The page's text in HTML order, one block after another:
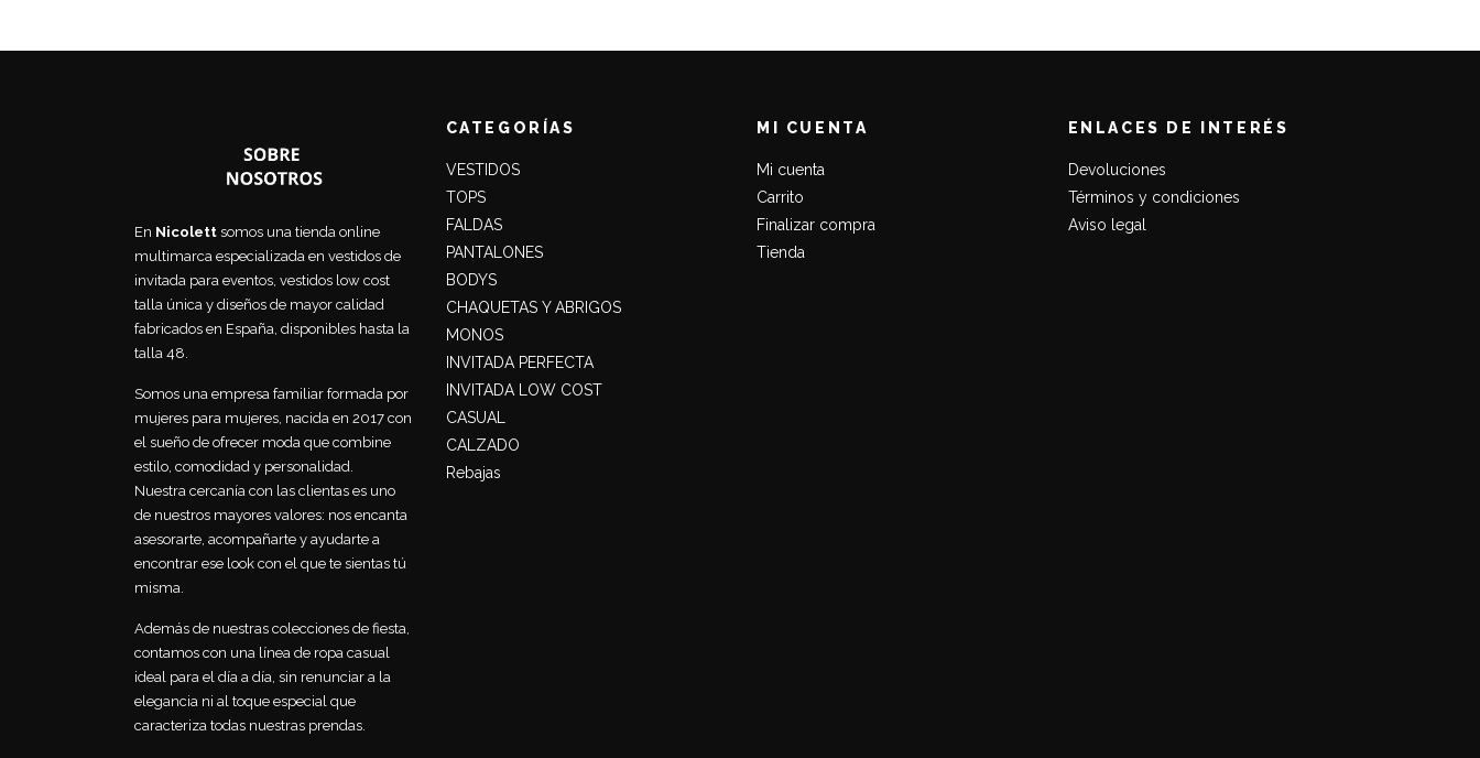
En Nicolett somos una tienda online
multimarca especializada en vestidos de
invitada para eventos, vestidos low cost
talla única y diseños de mayor calidad
fabricados en España, disponibles hasta la
talla 48.
Somos una empresa familiar formada por
mujeres para mujeres, nacida en 2017 con
el sueño de ofrecer moda que combine
estilo, comodidad y personalidad.
Nuestra cercanía con las clientas es uno
de nuestros mayores valores: nos encanta
asesorarte, acompañarte y ayudarte a
encontrar ese look con el que te sientas tú
misma.
Además de nuestras colecciones de fiesta,
contamos con una línea de ropa casual
ideal para el día a día, sin renunciar a la
elegancia ni al toque especial que
caracteriza todas nuestras prendas.
CATEGORÍAS
VESTIDOS
TOPS
FALDAS
PANTALONES
BODYS
CHAQUETAS Y ABRIGOS
MONOS
INVITADA PERFECTA
INVITADA LOW COST
CASUAL
CALZADO
Rebajas
MI CUENTA
Mi cuenta
Carrito
Finalizar compra
Tienda
ENLACES DE INTERÉS
Devoluciones
Términos y condiciones
Aviso legal